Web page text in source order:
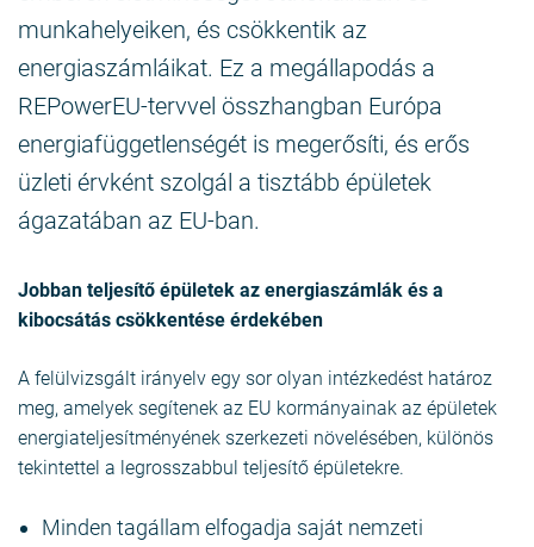
munkahelyeiken, és csökkentik az
energiaszámláikat. Ez a megállapodás a
REPowerEU-tervvel összhangban Európa
energiafüggetlenségét is megerősíti, és erős
üzleti érvként szolgál a tisztább épületek
ágazatában az EU-ban.
Jobban teljesítő épületek az energiaszámlák és a
kibocsátás csökkentése érdekében
A felülvizsgált irányelv egy sor olyan intézkedést határoz
meg, amelyek segítenek az EU kormányainak az épületek
energiateljesítményének szerkezeti növelésében, különös
tekintettel a legrosszabbul teljesítő épületekre.
Minden tagállam elfogadja saját nemzeti